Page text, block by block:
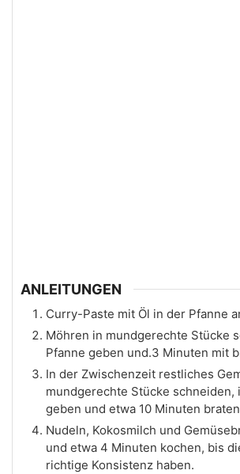
ANLEITUNGEN
Curry-Paste mit Öl in der Pfanne
Möhren in mundgerechte Stücke
Pfanne geben und.3 Minuten mit
In der Zwischenzeit restliches
mundgerechte Stücke schneiden,
geben und etwa 10 Minuten
Nudeln, Kokosmilch und
und etwa 4 Minuten kochen, bis
richtige Konsistenz haben.